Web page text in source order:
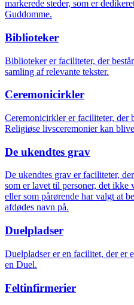
markerede steder, som er
Guddomme.
Biblioteker
Biblioteker er faciliteter, der
samling af relevante tekster.
Ceremonicirkler
Ceremonicirkler er faciliteter, der
Religiøse livsceremonier kan
De ukendtes grav
De ukendtes grav er faciliteter,
som er lavet til personer, det ikke
eller som pårørende har valgt at
afdødes navn på.
Duelpladser
Duelpladser er en facilitet, der
en Duel.
Feltinfirmerier